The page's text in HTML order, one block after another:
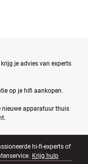
je advies van experts
op je hifi aankopen.
nieuwe apparatuur thuis
hi-fi-experts of
Krijg hulp